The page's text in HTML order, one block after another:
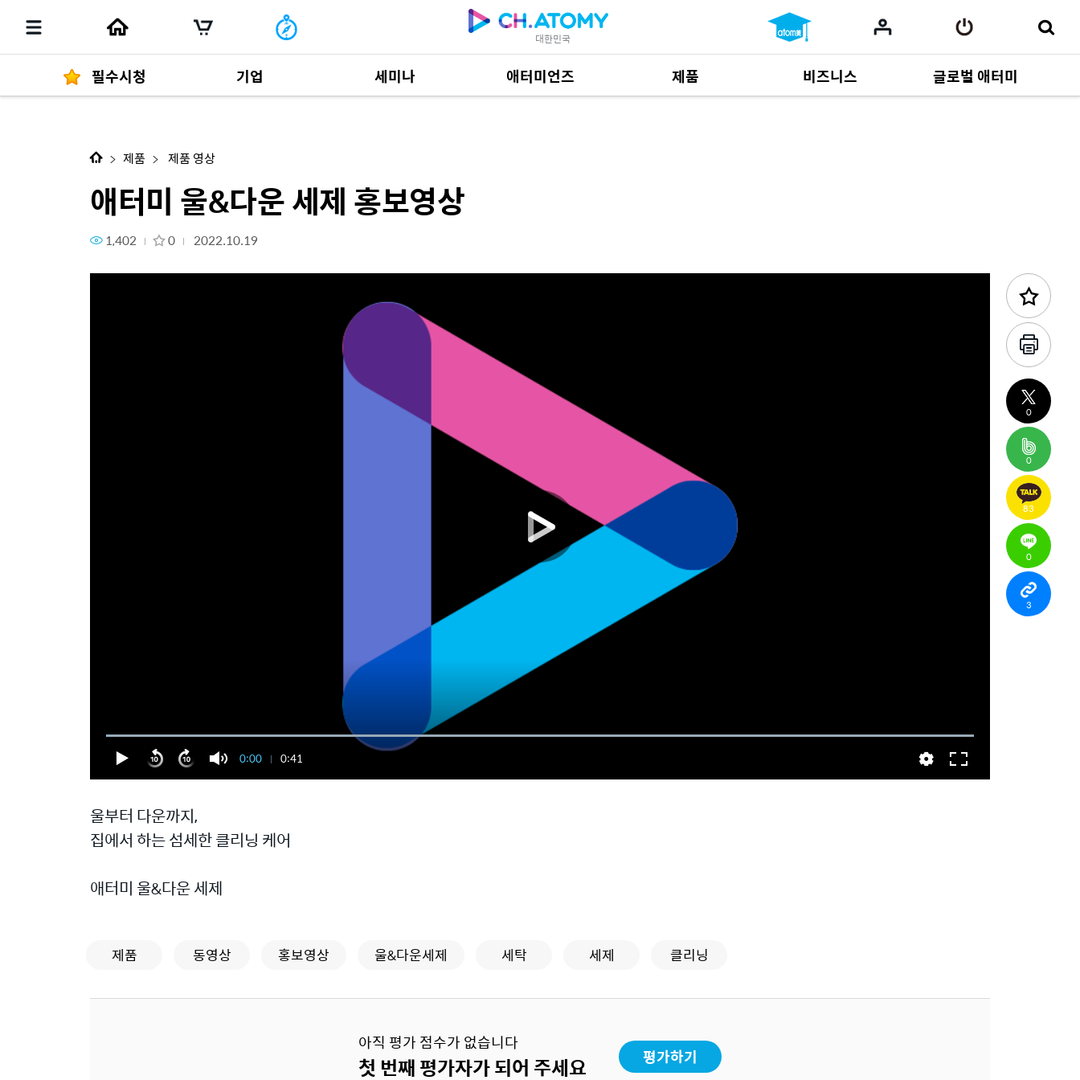
대한민국
필수시청 기업
경영자 메세지
세미나 애터미언즈 제품
제품 자료685
비즈니스
사업 자료165
글로벌 애터미
애터미 울&다운 세제 홍보영상
다음 콘텐츠 이전 콘텐츠
제품 제품 영상
애터미 울&다운 세제 홍보영상
1,402 0 2022.10.19
0:00 0:41
울부터 다운까지,
집에서 하는 섬세한 클리닝 케어
애터미 울&다운 세제
제품 동영상 홍보영상 울&다운세제 세탁 세제 클리닝
아직 평가 점수가 없습니다
첫 번째 평가자가 되어 주세요 평가하기